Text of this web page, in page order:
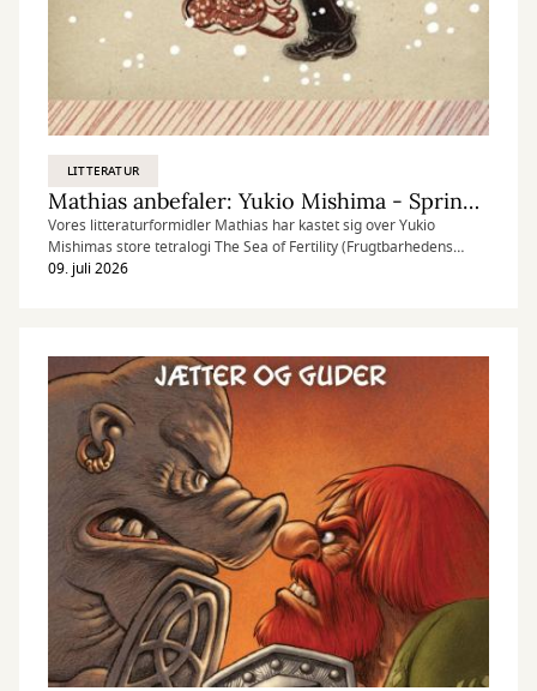
LITTERATUR
Mathias anbefaler: Yukio Mishima - Spring Snow
Vores litteraturformidler Mathias har kastet sig over Yukio
Mishimas store tetralogi The Sea of Fertility (Frugtbarhedens
Hav). Første bind, Spring Snow (Forårssne), blev en sælsom og
intellektuel præcision, aristokratisk dekadence, dødsbevidsthed og
metafysisk alvor.
09. juli 2026